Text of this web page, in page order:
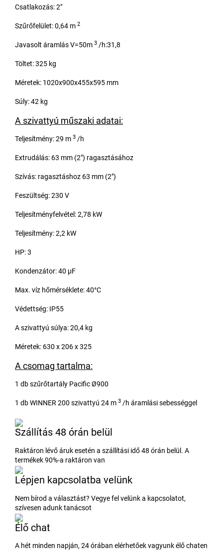
Csatlakozás: 2"
Szűrőfelület: 0,64 m 2
Javasolt áramlás V=50m 3 /h:31,8
Töltet: 325 kg
Méretek: 1020x900x455x595 mm
Súly: 42 kg
A szivattyú műszaki adatai:
Teljesítmény: 29 m 3 /h
Extrudálás: 63 mm (2") ragasztásához
Szívás: ragasztáshoz 63 mm (2")
Feszültség: 230 V
Teljesítményfelvétel: 2,78 kW
Teljesítmény: 2,2 kW
HP: 3
Kondenzátor: 40 μF
Max. víz hőmérséklete: 40°C
Védettség: IP55
A szivattyú súlya: 20,4 kg
Méretek: 630 x 206 x 325
A csomag tartalma:
1 db szűrőtartály Pacific Ø900
1 db WINNER 200 szivattyú 24 m 3 /h áramlási sebességgel
Szállítás 48 órán belül
Raktáron lévő áruk esetén a szállítási idő 48 órán belül. A
termékek 90%-a raktáron van
Lépjen kapcsolatba velünk
Nem bírod a választást? Vegye fel velünk a kapcsolatot,
szívesen adunk tanácsot
Élő chat
A hét minden napján, 24 órában elérhetőek vagyunk élő chaten